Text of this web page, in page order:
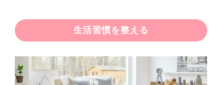
生活習慣を整える